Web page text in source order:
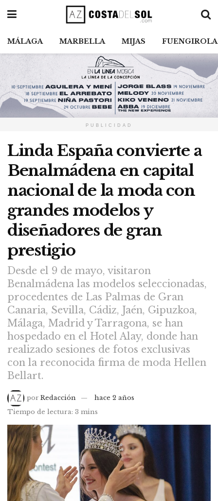
MÁLAGA MARBELLA MIJAS FUENGIROLA
PUBLICIDAD
Linda España convierte a
Benalmádena en capital
nacional de la moda con
grandes modelos y
diseñadores de gran
prestigio
Desde el 9 de mayo, visitaron
Benalmádena las modelos seleccionadas,
procedentes de Las Palmas de Gran
Canaria, Sevilla, Cádiz, Jaén, Gipuzkoa,
Málaga, Madrid y Tarragona, se han
hospedado en el Hotel Alay, donde han
realizado sesiones de fotos exclusivas
con la reconocida firma de moda Hellen
Bellart.
por Redacción
hace 2 años
Tiempo de lectura: 3 mins